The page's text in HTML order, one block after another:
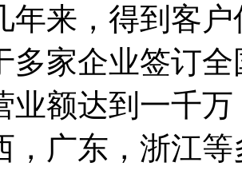
年来，得到客
多家企业签订
业额达到一千
，广东，浙江